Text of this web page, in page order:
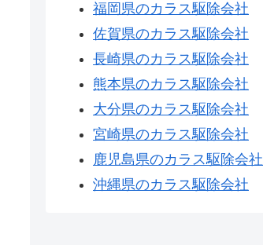
福岡県のカラス駆除会社
佐賀県のカラス駆除会社
長崎県のカラス駆除会社
熊本県のカラス駆除会社
大分県のカラス駆除会社
宮崎県のカラス駆除会社
鹿児島県のカラス駆除会社
沖縄県のカラス駆除会社